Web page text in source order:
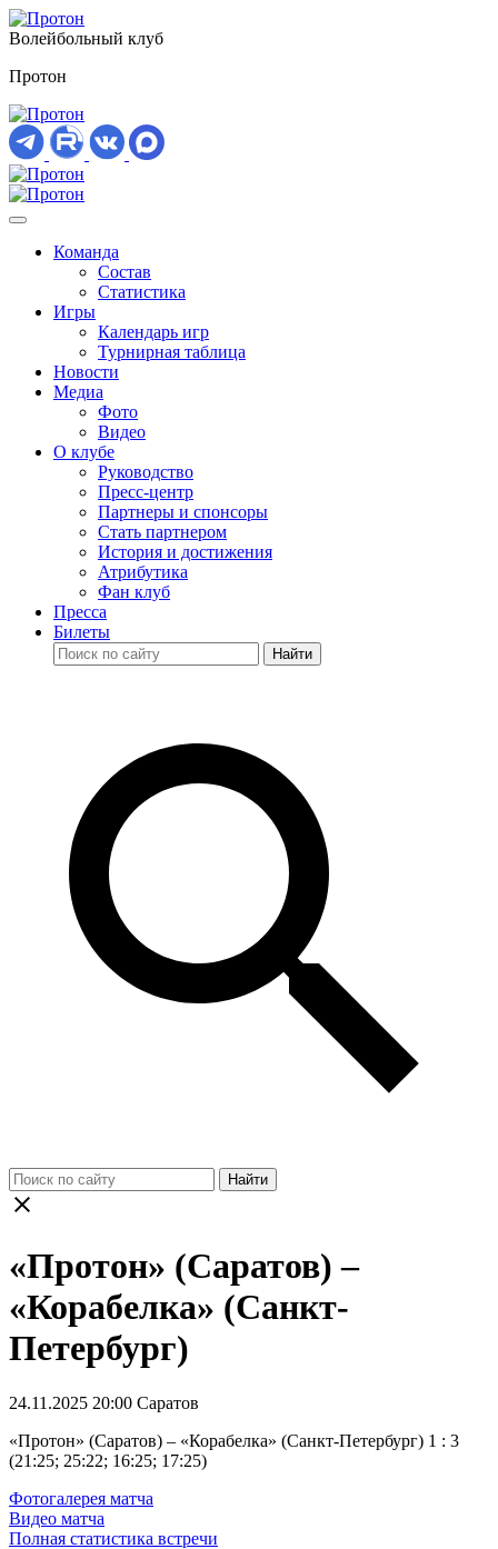
Волейбольный клуб
Протон
Команда
Состав
Статистика
Игры
Календарь игр
Турнирная таблица
Новости
Медиа
Фото
Видео
О клубе
Руководство
Пресс-центр
Партнеры и спонсоры
Стать партнером
История и достижения
Атрибутика
Фан клуб
Пресса
Билеты
Найти
Найти
«Протон» (Саратов) –
«Корабелка» (Санкт-
Петербург)
24.11.2025 20:00 Саратов
«Протон» (Саратов) – «Корабелка» (Санкт-Петербург) 1 : 3
(21:25; 25:22; 16:25; 17:25)
Фотогалерея матча
Видео матча
Полная статистика встречи